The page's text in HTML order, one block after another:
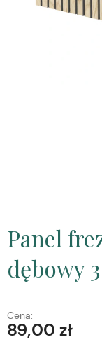
Panel
dębowy
Cena:
89,00 zł